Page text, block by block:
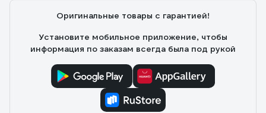
Оригинальные товары с гарантией!
Установите мобильное приложение, чтобы
информация по заказам всегда была под рукой